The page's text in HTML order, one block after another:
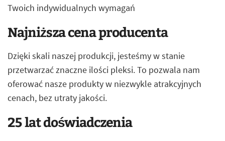
Twoich indywidualnych wymagań
Najniższa cena producenta
Dzięki skali naszej produkcji, jesteśmy w stanie
przetwarzać znaczne ilości pleksi. To pozwala nam
oferować nasze produkty w niezwykle atrakcyjnych
cenach, bez utraty jakości.
25 lat doświadczenia